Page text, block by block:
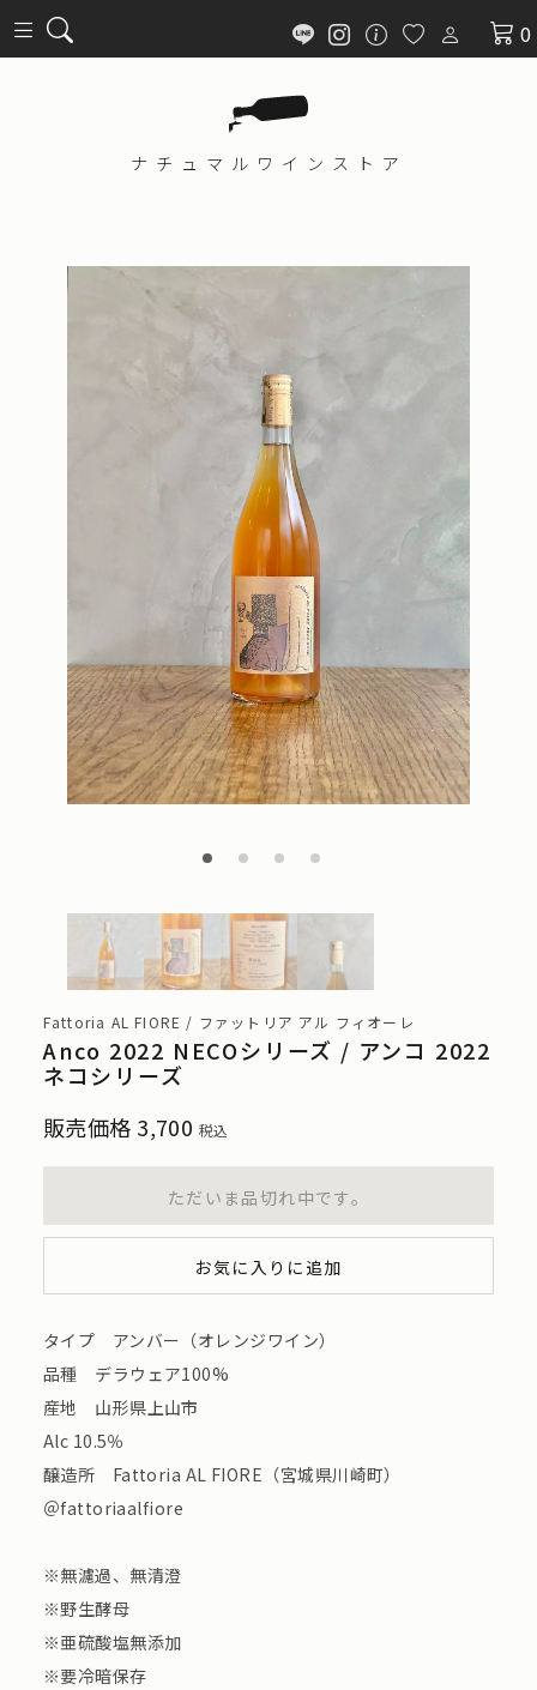
0
ナチュマル ワインストア
Fattoria AL FIORE / ファットリア アル フィオーレ
Anco 2022 NECOシリーズ / アンコ 2022
ネコシリーズ
販売価格 3,700 税込
ただいま品切れ中です。
お気に入りに追加
タイプ アンバー（オレンジワイン）
品種 デラウェア100%
産地 山形県上山市
Alc 10.5％
醸造所 Fattoria AL FIORE（宮城県川崎町）
＠fattoriaalfiore
※無濾過、無清澄
※野生酵母
※亜硫酸塩無添加
※要冷暗保存